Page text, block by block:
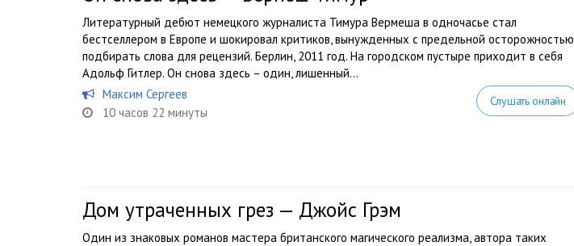
Литературный дебют немецкого журналиста Тимура Вермеша в одночасье стал
бестселлером в Европе и шокировал критиков, вынужденных с предельной осторожностью
подбирать слова для рецензий. Берлин, 2011 год. На городском пустыре приходит в себя
Адольф Гитлер. Он снова здесь – один, лишенный...
Максим Сергеев
10 часов 22 минуты
Слушать онлайн
Дом утраченных грез — Джойс Грэм
Один из знаковых романов мастера британского магического реализма, автора таких